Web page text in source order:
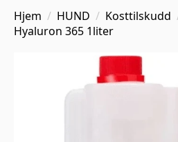
Hjem HUND Kosttilskudd
Hyaluron 365 1liter